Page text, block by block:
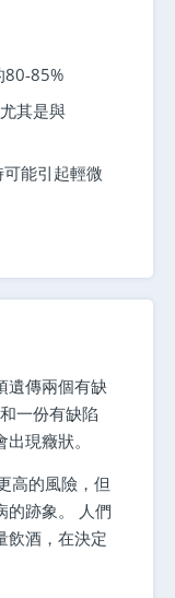
80-85%
其是與
能引起輕微
遺傳兩個有缺
一份有缺陷
現癥狀。
高的風險，但
的跡象。 人們
飲酒，在決定